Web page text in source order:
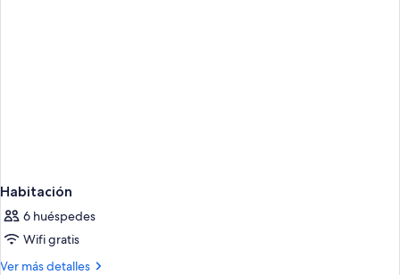
Habitación
6 huéspedes
Wifi gratis
Ver más detalles
Más